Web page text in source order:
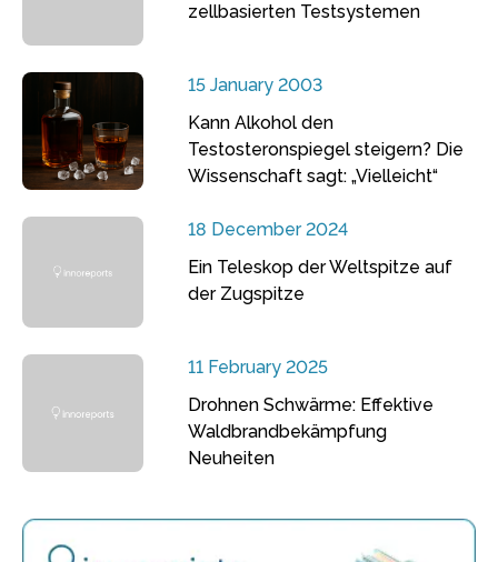
zellbasierten Testsystemen
15 January 2003
Kann Alkohol den
Testosteronspiegel steigern? Die
Wissenschaft sagt: „Vielleicht“
18 December 2024
Ein Teleskop der Weltspitze auf
der Zugspitze
11 February 2025
Drohnen Schwärme: Effektive
Waldbrandbekämpfung
Neuheiten